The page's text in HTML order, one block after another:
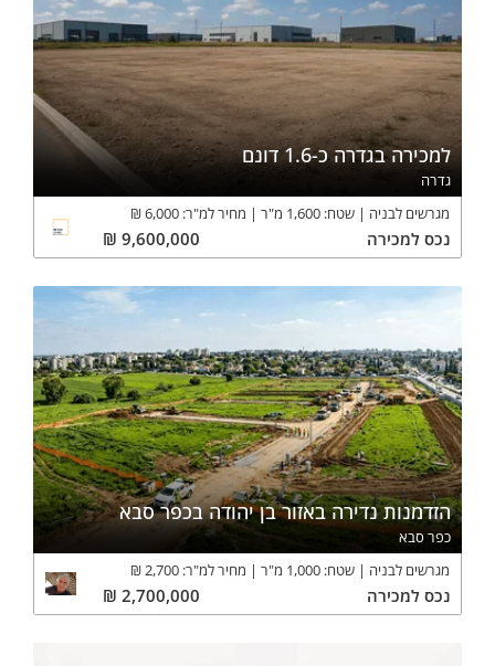
למכירה בגדרה כ-1.6 דונם
גדרה
מגרשים לבניה
שטח: 1,600 מ"ר מחיר למ"ר: 6,000
₪
נכס למכירה 9,600,000
₪
הזדמנות נדירה באזור בן יהודה בכפר סבא
כפר סבא
מגרשים לבניה
שטח: 1,000 מ"ר מחיר למ"ר: 2,700
₪
נכס למכירה 2,700,000
₪